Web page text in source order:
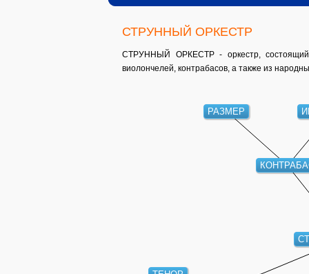
СТРУННЫЙ ОРКЕСТР
СТРУННЫЙ ОРКЕСТР - оркестр, состоящий
виолончелей, контрабасов, а также из
РАЗМЕР